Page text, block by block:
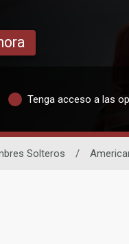
Tenga acceso a las
Solteros /